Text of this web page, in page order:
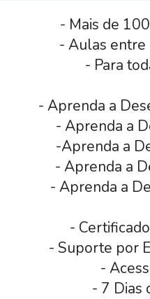
- Mais de
- Aulas entre
- Para
- Aprenda a
- Aprenda a
-Aprenda a
- Aprenda a
- Aprenda a
-
- Suporte por
-
- 7 Dias